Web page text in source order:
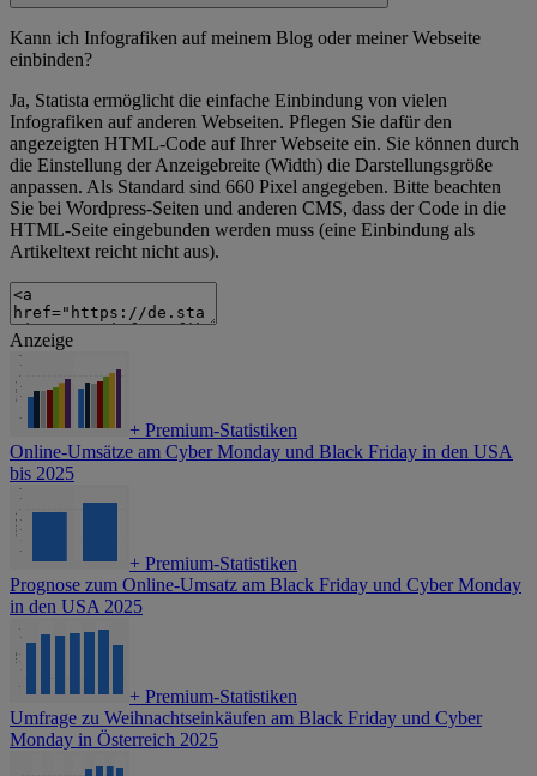
Kann ich Infografiken auf meinem Blog oder meiner Webseite
einbinden?
Ja, Statista ermöglicht die einfache Einbindung von vielen
Infografiken auf anderen Webseiten. Pflegen Sie dafür den
angezeigten HTML-Code auf Ihrer Webseite ein. Sie können durch
die Einstellung der Anzeigebreite (Width) die Darstellungsgröße
anpassen. Als Standard sind 660 Pixel angegeben. Bitte beachten
Sie bei Wordpress-Seiten und anderen CMS, dass der Code in die
HTML-Seite eingebunden werden muss (eine Einbindung als
Artikeltext reicht nicht aus).
Anzeige
+ Premium-Statistiken
Online-Umsätze am Cyber Monday und Black Friday in den USA
bis 2025
+ Premium-Statistiken
Prognose zum Online-Umsatz am Black Friday und Cyber Monday
in den USA 2025
+ Premium-Statistiken
Umfrage zu Weihnachtseinkäufen am Black Friday und Cyber
Monday in Österreich 2025